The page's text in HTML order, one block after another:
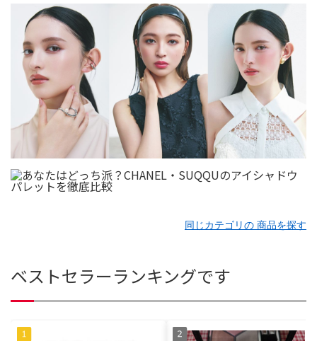
同じカテゴリの 商品を探す
ベストセラーランキングです